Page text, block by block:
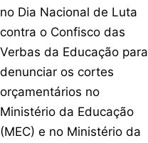
no Dia Nacional de Luta
contra o Confisco das
Verbas da Educação para
denunciar os cortes
orçamentários no
Ministério da Educação
(MEC) e no Ministério da